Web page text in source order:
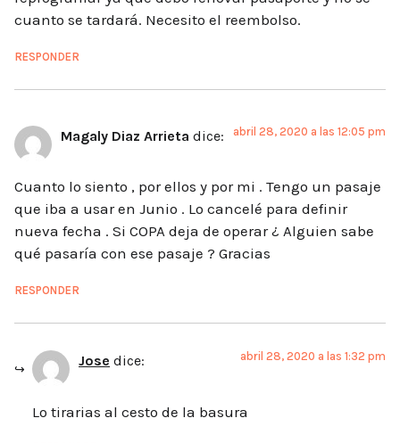
cuanto se tardará. Necesito el reembolso.
RESPONDER
Magaly Diaz Arrieta dice: abril 28, 2020 a las 12:05 pm
Cuanto lo siento , por ellos y por mi . Tengo un pasaje
que iba a usar en Junio . Lo cancelé para definir
nueva fecha . Si COPA deja de operar ¿ Alguien sabe
qué pasaría con ese pasaje ? Gracias
RESPONDER
Jose dice: abril 28, 2020 a las 1:32 pm
Lo tirarias al cesto de la basura